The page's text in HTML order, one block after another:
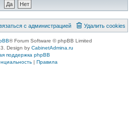
Удалить cookies
с администрацией
® Forum Software © phpBB Limited
Design by CabinetAdmina.ru
поддержка phpBB
| Правила